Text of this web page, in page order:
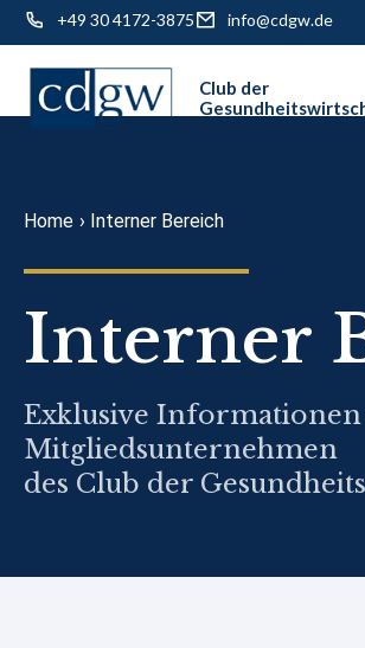
+49 30 4172-3875 info@cdgw.de
Home › Interner Bereich
Interner
Exklusive
Mitgliedsunternehmen
des Club der